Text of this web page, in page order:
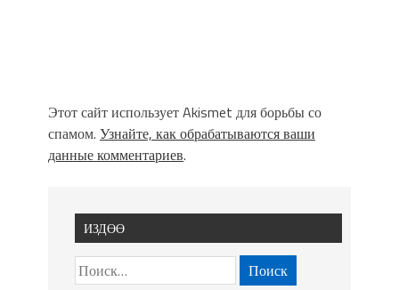
Этот сайт использует Akismet для борьбы со
спамом. Узнайте, как обрабатываются ваши
данные комментариев.
ИЗДӨӨ